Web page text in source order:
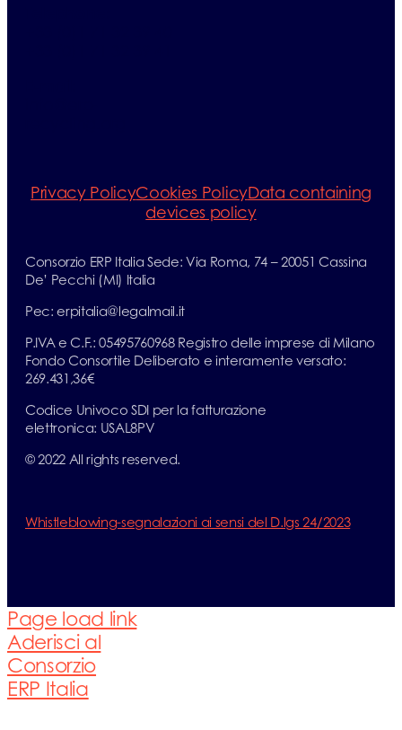
Privacy PolicyCookies PolicyData containing
devices policy
Consorzio ERP Italia Sede: Via Roma, 74 – 20051 Cassina
De’ Pecchi (MI) Italia
Pec: erpitalia@legalmail.it
P.IVA e C.F.: 05495760968 Registro delle imprese di Milano
Fondo Consortile Deliberato e interamente versato:
269.431,36€
Codice Univoco SDI per la fatturazione
elettronica: USAL8PV
© 2022 All rights reserved.
Whistleblowing-segnalazioni ai sensi del D.lgs 24/2023
Page load link
Aderisci al
Consorzio
ERP Italia